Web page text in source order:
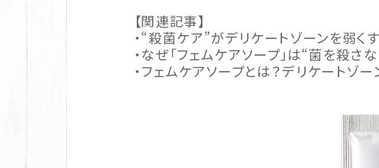
【関連記事】
・“殺菌ケア”がデリケートゾーンを弱く
・なぜ「フェムケアソープ」は“菌を殺さ
・フェムケアソープとは？デリケートゾ